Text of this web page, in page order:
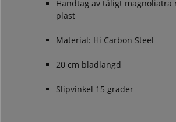
Handtag av tåligt magnoliaträ
plast
Material: Hi Carbon Steel
20 cm bladlängd
Slipvinkel 15 grader